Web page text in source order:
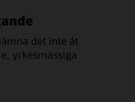
det inte åt
yrkesmässiga